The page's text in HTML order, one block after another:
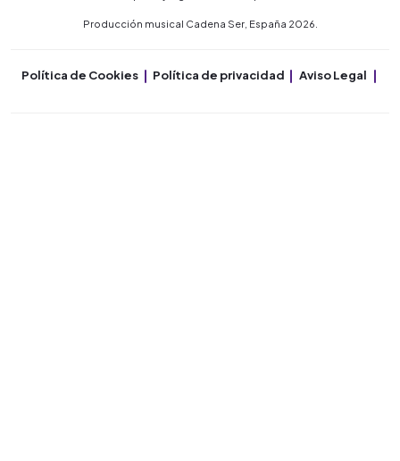
Producción musical Cadena Ser, España 2026.
Política de Cookies Política de privacidad Aviso Legal